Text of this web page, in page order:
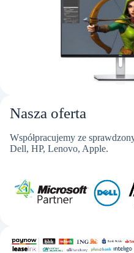
Nasza oferta
Współpracujemy ze
Dell, HP, Lenovo, Apple.